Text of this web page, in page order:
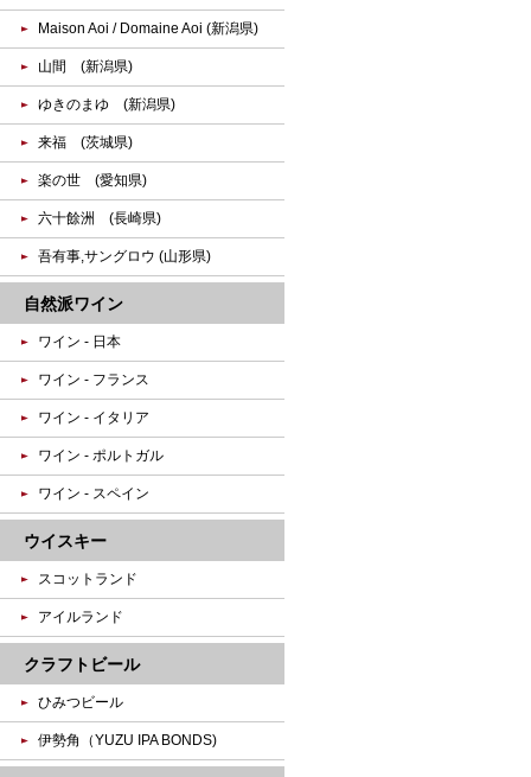
Maison Aoi / Domaine Aoi (新潟県)
山間 (新潟県)
ゆきのまゆ (新潟県)
来福 (茨城県)
楽の世 (愛知県)
六十餘洲 (長崎県)
吾有事,サングロウ (山形県)
自然派ワイン
ワイン - 日本
ワイン - フランス
ワイン - イタリア
ワイン - ポルトガル
ワイン - スペイン
ウイスキー
スコットランド
アイルランド
クラフトビール
ひみつビール
伊勢角（YUZU IPA BONDS)